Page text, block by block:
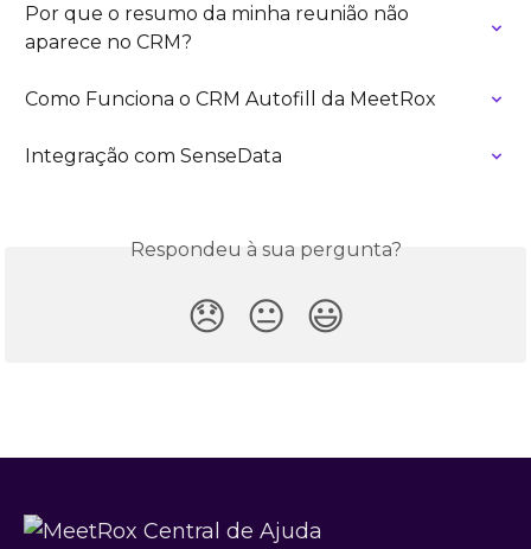
Por que o resumo da minha reunião não
aparece no CRM?
Como Funciona o CRM Autofill da MeetRox
Integração com SenseData
Respondeu à sua pergunta?
😞 😐 😃